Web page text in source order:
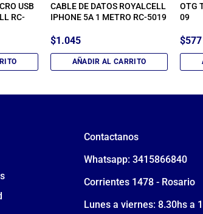
USB
RC-
CABLE DE DATOS ROYALCELL
IPHONE 5A 1 METRO RC-5019
$1.045
AÑADIR AL CARRITO
OTG
09
$577
Contactanos
Whatsapp: 3415866840
Corrientes 1478 - Rosario
Lunes a viernes: 8.30hs a